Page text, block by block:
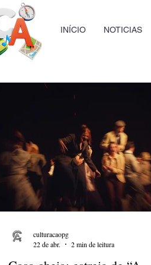
INÍCIO NOTICIAS
culturacaopg
22 de abr.
2 min de leitura